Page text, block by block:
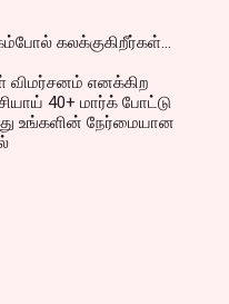
கலக்குகிறீர்கள்...
விமர்சனம் எனக்கிற
40+ மார்க் போட்டு
உங்களின் நேர்மையான